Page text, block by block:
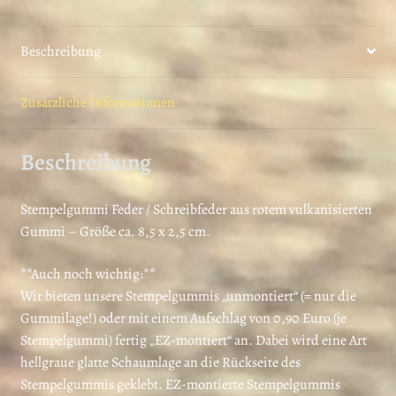
er
es
t
Beschreibung
Zusätzliche Informationen
Beschreibung
Stempelgummi Feder / Schreibfeder aus rotem vulkanisierten
Gummi – Größe ca. 8,5 x 2,5 cm.
**Auch noch wichtig:**
Wir bieten unsere Stempelgummis „unmontiert“ (= nur die
Gummilage!) oder mit einem Aufschlag von 0,90 Euro (je
Stempelgummi) fertig „EZ-montiert“ an. Dabei wird eine Art
hellgraue glatte Schaumlage an die Rückseite des
Stempelgummis geklebt. EZ-montierte Stempelgummis